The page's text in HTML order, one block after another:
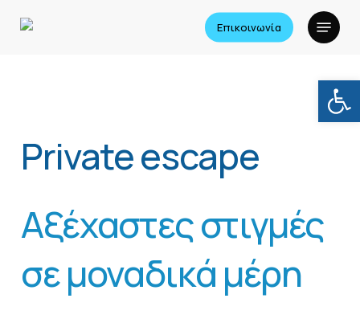
Επικοινωνία
Menu
Private escape
Αξέχαστες στιγμές
σε μοναδικά μέρη